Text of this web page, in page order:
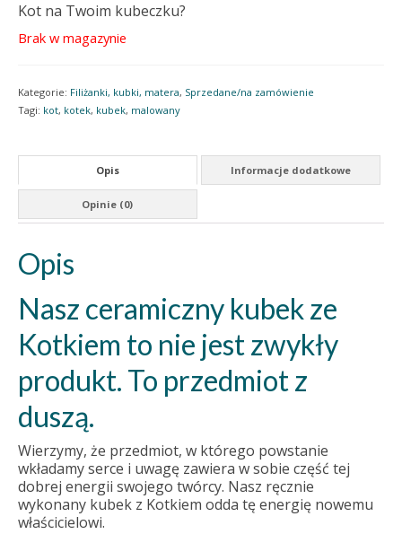
Kot na Twoim kubeczku?
Brak w magazynie
Kategorie: Filiżanki, kubki, matera, Sprzedane/na zamówienie
Tagi: kot, kotek, kubek, malowany
Opis Informacje dodatkowe
Opinie (0)
Opis
Nasz ceramiczny kubek ze
Kotkiem to nie jest zwykły
produkt. To przedmiot z
duszą.
Wierzymy, że przedmiot, w którego powstanie
wkładamy serce i uwagę zawiera w sobie część tej
dobrej energii swojego twórcy. Nasz ręcznie
wykonany kubek z Kotkiem odda tę energię nowemu
właścicielowi.